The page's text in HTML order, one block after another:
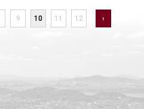
9 10 11 12 ›